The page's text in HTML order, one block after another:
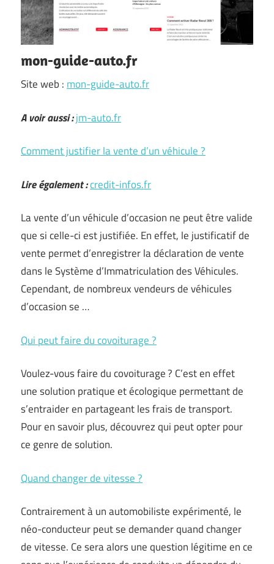
mon-guide-auto.fr
Site web : mon-guide-auto.fr
A voir aussi :jm-auto.fr
Comment justifier la vente d’un véhicule ?
Lire également :credit-infos.fr
La vente d’un véhicule d’occasion ne peut être valide
que si celle-ci est justifiée. En effet, le justificatif de
vente permet d’enregistrer la déclaration de vente
dans le Système d’Immatriculation des Véhicules.
Cependant, de nombreux vendeurs de véhicules
d’occasion se …
Qui peut faire du covoiturage ?
Voulez-vous faire du covoiturage ? C’est en effet
une solution pratique et écologique permettant de
s’entraider en partageant les frais de transport.
Pour en savoir plus, découvrez qui peut opter pour
ce genre de solution.
Quand changer de vitesse ?
Contrairement à un automobiliste expérimenté, le
néo-conducteur peut se demander quand changer
de vitesse. Ce sera alors une question légitime en ce